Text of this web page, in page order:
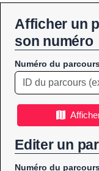
Afficher un
son numéro
Numéro du
Editer un
Numéro du